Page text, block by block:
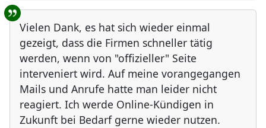
Vielen Dank, es hat sich wieder einmal
gezeigt, dass die Firmen schneller tätig
werden, wenn von "offizieller" Seite
interveniert wird. Auf meine vorangegangen
Mails und Anrufe hatte man leider nicht
reagiert. Ich werde Online-Kündigen in
Zukunft bei Bedarf gerne wieder nutzen.